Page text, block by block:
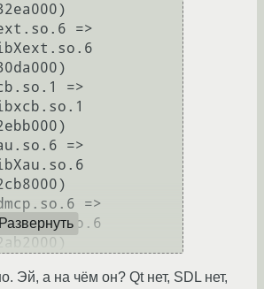
Развернуть
Эй, а на чём он? Qt нет, SDL нет,